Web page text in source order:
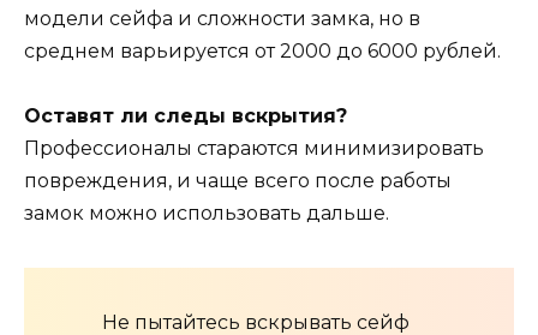
модели сейфа и сложности замка, но в
среднем варьируется от 2000 до 6000 рублей.
Оставят ли следы вскрытия?
Профессионалы стараются минимизировать
повреждения, и чаще всего после работы
замок можно использовать дальше.
Не пытайтесь вскрывать сейф